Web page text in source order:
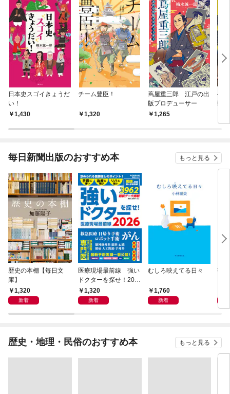
日本史スゴイきょうだ
い！
1,430
チーム豊臣！
1,320
蔦屋重三郎 江戸の出
版プロデューサー
1,265
47
戦
宗
毎日新聞出版のおすすめ本 もっと見る
歴史の本棚【毎日文
庫】
1,320
新着
医療現場最前線 強い
ドクターを探せ！202
6 1,320
新着
むしろ映えてる日々
1,760
新着
書
歴史・地理・民俗のおすすめ本 もっと見る